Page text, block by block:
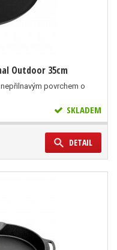
Outdoor 35cm
povrchem o
SKLADEM
DETAIL